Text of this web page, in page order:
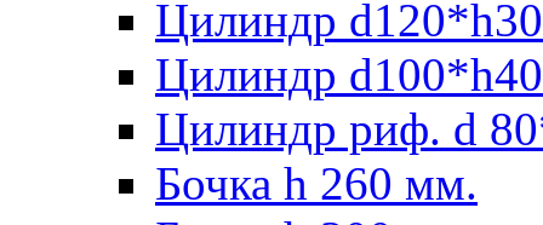
Цилиндр
Цилиндр
Цилиндр риф. d
Бочка h 260 мм.